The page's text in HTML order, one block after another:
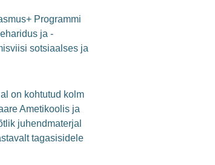
Programmi
ja -
sotsiaalses ja
on kohtutud kolm
Ametikoolis ja
juhendmaterjal
tagasisidele